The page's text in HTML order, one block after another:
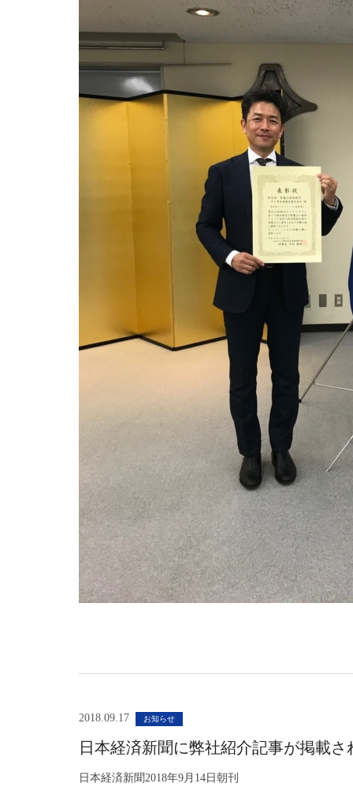
2018.09.17 お知らせ
日本経済新聞に弊社紹介記事が掲載さ
日本経済新聞2018年9月14日朝刊